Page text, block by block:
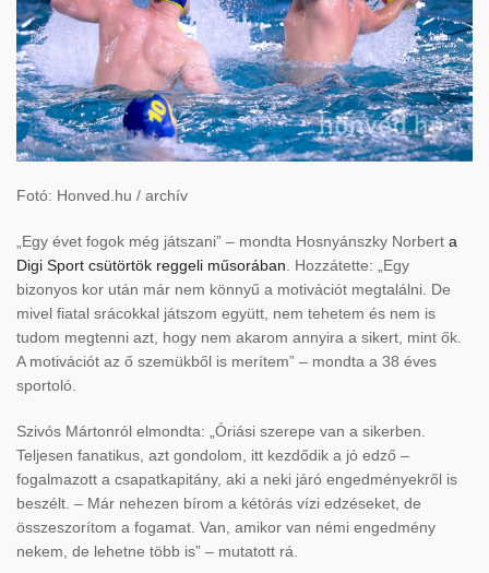
Fotó: Honved.hu / archív
„Egy évet fogok még játszani” – mondta Hosnyánszky Norbert a
Digi Sport csütörtök reggeli műsorában . Hozzátette: „Egy
bizonyos kor után már nem könnyű a motivációt megtalálni. De
mivel fiatal srácokkal játszom együtt, nem tehetem és nem is
tudom megtenni azt, hogy nem akarom annyira a sikert, mint ők.
A motivációt az ő szemükből is merítem” – mondta a 38 éves
sportoló.
Szivós Mártonról elmondta: „Óriási szerepe van a sikerben.
Teljesen fanatikus, azt gondolom, itt kezdődik a jó edző –
fogalmazott a csapatkapitány, aki a neki járó engedményekről is
beszélt. – Már nehezen bírom a kétórás vízi edzéseket, de
összeszorítom a fogamat. Van, amikor van némi engedmény
nekem, de lehetne több is” – mutatott rá.